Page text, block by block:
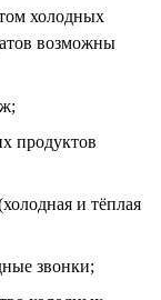
холодных
возможны
продуктов
и тёплая
звонки;